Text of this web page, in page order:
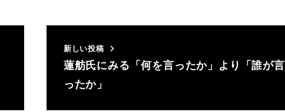
新しい投稿
蓮舫氏にみる「何を言ったか」より「誰が言
ったか」